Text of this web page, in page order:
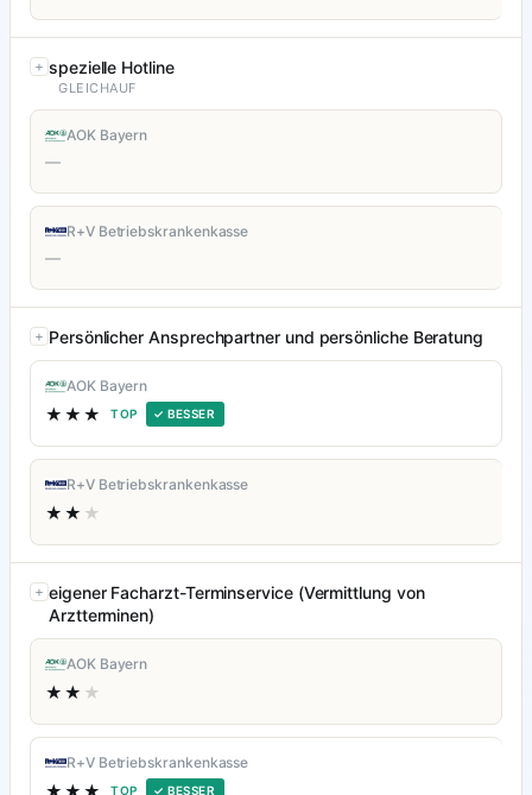
spezielle Hotline
GLEICHAUF
AOK Bayern
—
R+V Betriebskrankenkasse
—
Persönlicher Ansprechpartner und persönliche Beratung
AOK Bayern
★★★ TOP ✓ BESSER
R+V Betriebskrankenkasse
★★ ★
eigener Facharzt-Terminservice (Vermittlung von
Arztterminen)
AOK Bayern
★★ ★
R+V Betriebskrankenkasse
TOP ✓ BESSER